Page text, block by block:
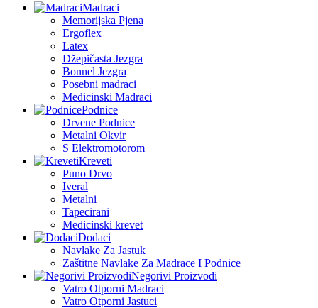
Madraci
Memorijska Pjena
Ergoflex
Latex
Džepičasta Jezgra
Bonnel Jezgra
Posebni madraci
Medicinski Madraci
Podnice
Drvene Podnice
Metalni Okvir
S Elektromotorom
Kreveti
Puno Drvo
Iveral
Metalni
Tapecirani
Medicinski krevet
Dodaci
Navlake Za Jastuk
Zaštitne Navlake Za Madrace I Podnice
Negorivi Proizvodi
Vatro Otporni Madraci
Vatro Otporni Jastuci